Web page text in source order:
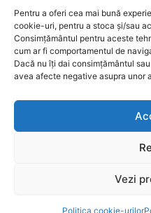
Pentru a oferi cea mai bună
cookie-uri, pentru a stoca și/sau
Consimțământul pentru aceste
cum ar fi comportamentul de
Dacă nu îți dai consimțământul
avea afecte negative asupra unor
Vezi
Politica cookie-urilor
Certificate de
Autorizații de
Orașe Înfrățite
Contact
Graficã și